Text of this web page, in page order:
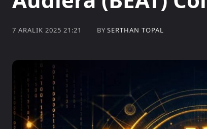
7 ARALIK 2025 21:21 BY SERTHAN TOPAL